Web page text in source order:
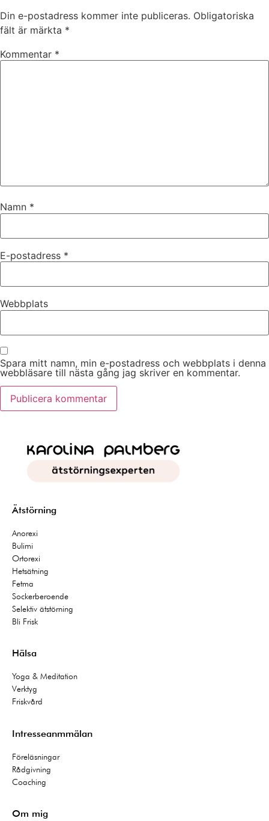
Din e-postadress kommer inte publiceras. Obligatoriska
fält är märkta *
Kommentar *
Namn *
E-postadress *
Webbplats
Spara mitt namn, min e-postadress och webbplats i denna
webbläsare till nästa gång jag skriver en kommentar.
Ätstörning
Anorexi
Bulimi
Ortorexi
Hetsätning
Fetma
Sockerberoende
Selektiv ätstörning
Bli Frisk
Hälsa
Yoga & Meditation
Verktyg
Friskvård
Intresseanmmälan
Föreläsningar
Rådgivning
Coaching
Om mig